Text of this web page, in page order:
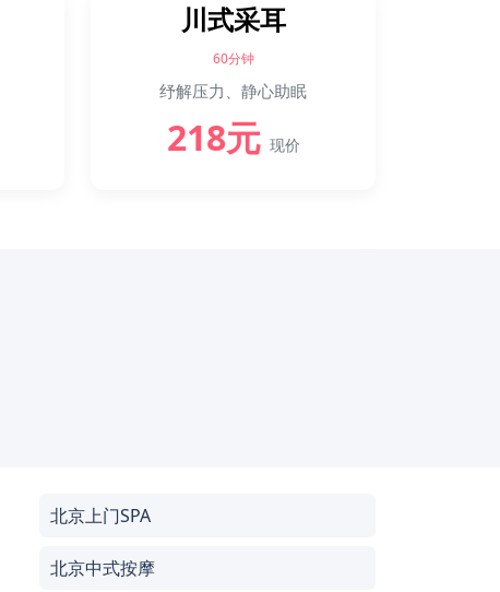
川式采耳
60分钟
纾解压力、静心助眠
218元 现价
北京上门SPA
北京中式按摩